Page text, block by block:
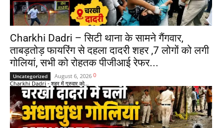
Charkhi Dadri – सिटी थाना के सामने गैंगवार,
ताबड़तोड़ फायरिंग से दहला दादरी शहर ,7 लोगों को लगी
गोलियां, सभी को रोहतक पीजीआई रेफर...
Uncategorized August 6, 2026 0
Charkhi Dadri - शहर में गुरुवार को...